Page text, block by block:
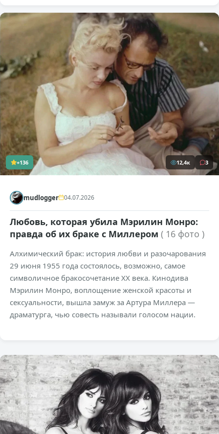
+136 12,4к 3
mudlogger 04.07.2026
Любовь, которая убила Мэрилин Монро:
правда об их браке с Миллером ( 16 фото )
Алхимический брак: история любви и разочарования
29 июня 1955 года состоялось, возможно, самое
символичное бракосочетание XX века. Кинодива
Мэрилин Монро, воплощение женской красоты и
сексуальности, вышла замуж за Артура Миллера —
драматурга, чью совесть называли голосом нации.